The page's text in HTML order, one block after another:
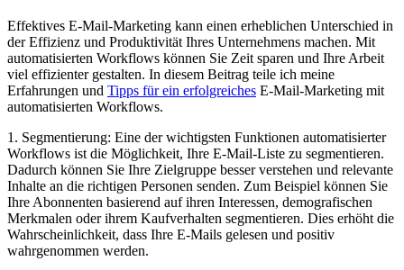
Effektives E-Mail-Marketing kann einen erheblichen Unterschied in
der Effizienz und Produktivität Ihres Unternehmens machen. Mit
automatisierten Workflows können Sie Zeit sparen und Ihre Arbeit
viel effizienter gestalten. In diesem Beitrag teile ich meine
Erfahrungen und Tipps für ein erfolgreiches E-Mail-Marketing mit
automatisierten Workflows.
1. Segmentierung: Eine der wichtigsten Funktionen automatisierter
Workflows ist die Möglichkeit, Ihre E-Mail-Liste zu segmentieren.
Dadurch können Sie Ihre Zielgruppe besser verstehen und relevante
Inhalte an die richtigen Personen senden. Zum Beispiel können Sie
Ihre Abonnenten basierend auf ihren Interessen, demografischen
Merkmalen oder ihrem Kaufverhalten segmentieren. Dies erhöht die
Wahrscheinlichkeit, dass Ihre E-Mails gelesen und positiv
wahrgenommen werden.